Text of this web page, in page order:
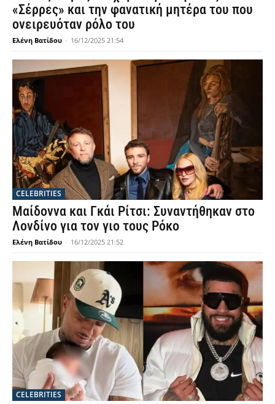
«Σέρρες» και την φανατική μητέρα του που
ονειρευόταν ρόλο του
Ελένη Βατίδου - 16/12/2025 21:54
CELEBRITIES
Μαίδοννα και Γκάι Ρίτσι: Συναντήθηκαν στο
Λονδίνο για τον γιο τους Ρόκο
Ελένη Βατίδου - 16/12/2025 21:52
CELEBRITIES